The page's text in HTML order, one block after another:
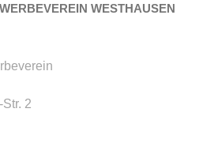
WESTHAUSEN
2